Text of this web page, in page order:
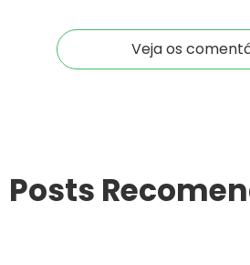
Veja os
Posts